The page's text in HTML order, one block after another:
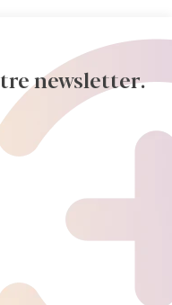
newsletter.